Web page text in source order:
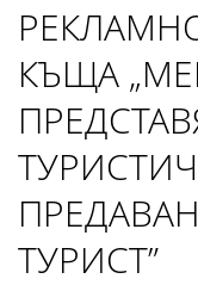
КЪЩА
ТУРИСТ”